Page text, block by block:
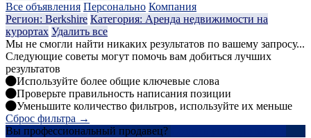
Все объявления Персонально Компания
Регион: Berkshire Категория: Аренда недвижимости на
курортах Удалить все
Мы не смогли найти никаких результатов по вашему запросу...
Следующие советы могут помочь вам добиться лучших
результатов
Используйте более общие ключевые слова
Проверьте правильность написания позиции
Уменьшите количество фильтров, используйте их меньше
Сброс фильтра →
Вы профессиональный продавец?